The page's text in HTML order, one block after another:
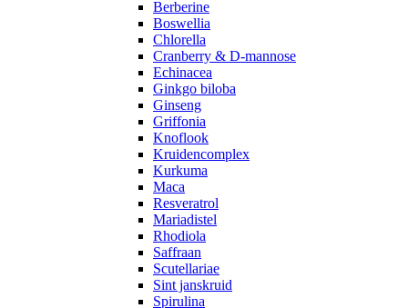
Berberine
Boswellia
Chlorella
Cranberry & D-mannose
Echinacea
Ginkgo biloba
Ginseng
Griffonia
Knoflook
Kruidencomplex
Kurkuma
Maca
Resveratrol
Mariadistel
Rhodiola
Saffraan
Scutellariae
Sint janskruid
Spirulina